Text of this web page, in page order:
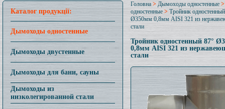
Каталог продукції:
Дымоходы одностенные
Дымоходы двустенные
Дымоходы для бани, сауны
Дымоходы из
низколегированной стали
Головна > Дымоходы одностенные
одностенные >Тройник
Ø350мм 0,8мм AISI 321 из
стали
Тройник одностенный 87°
0,8мм AISI 321 из
стали